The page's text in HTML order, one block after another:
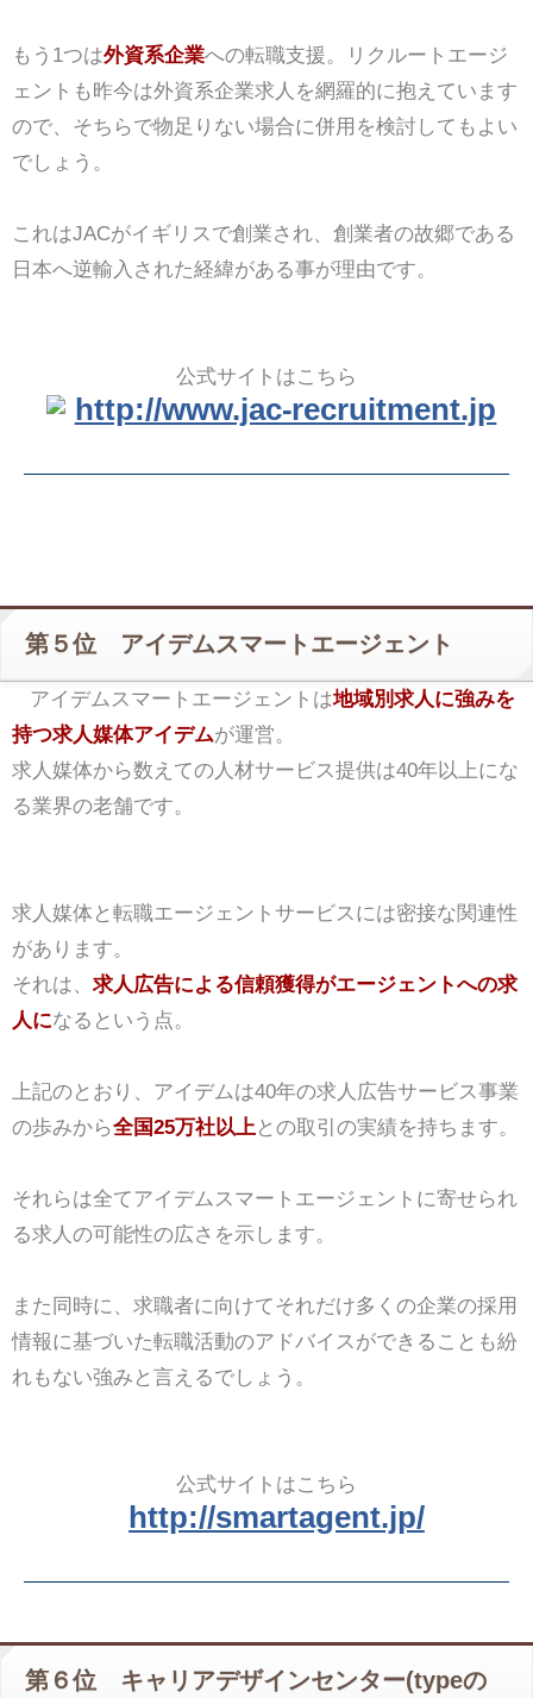
もう1つは外資系企業への転職支援。リクルートエージ
ェントも昨今は外資系企業求人を網羅的に抱えています
ので、そちらで物足りない場合に併用を検討してもよい
でしょう。
これはJACがイギリスで創業され、創業者の故郷である
日本へ逆輸入された経緯がある事が理由です。
公式サイトはこちら
http://www.jac-recruitment.jp
第５位 アイデムスマートエージェント
アイデムスマートエージェントは地域別求人に強みを
持つ求人媒体アイデムが運営。
求人媒体から数えての人材サービス提供は40年以上にな
る業界の老舗です。
求人媒体と転職エージェントサービスには密接な関連性
があります。
それは、 求人広告による信頼獲得がエージェントへの求
人になるという点。
上記のとおり、アイデムは40年の求人広告サービス事業
の歩みから全国25万社以上 との取引の実績を持ちます。
それらは全てアイデムスマートエージェントに寄せられ
る求人の可能性の広さを示します。
また同時に、求職者に向けてそれだけ多くの企業の採用
情報に基づいた転職活動のアドバイスができることも紛
れもない強みと言えるでしょう。
公式サイトはこちら
http://smartagent.jp/
第６位 キャリアデザインセンター(typeの